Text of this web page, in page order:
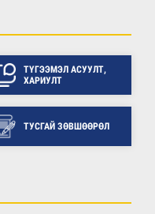
ТҮГЭЭМЭЛ АСУУЛТ,
ХАРИУЛТ
ТУСГАЙ ЗӨВШӨӨРӨЛ